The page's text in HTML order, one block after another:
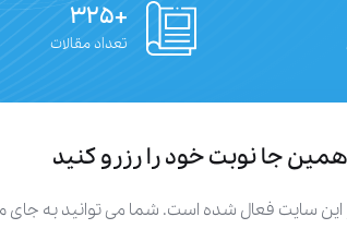
+۳۲۵
تعداد مقالات
جا نوبت خود را رزرو کنید
سایت فعال شده است. شما می توانید به